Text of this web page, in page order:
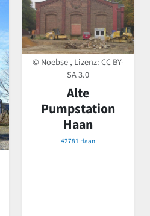
© Noebse , Lizenz:CC BY-
SA 3.0
Alte
Pumpstation
Haan
42781 Haan